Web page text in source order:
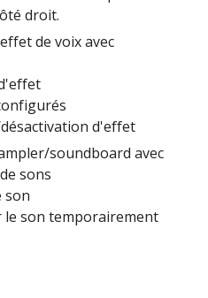
droit.
de voix avec
d'effet
soundboard avec
sons
son
le son temporairement